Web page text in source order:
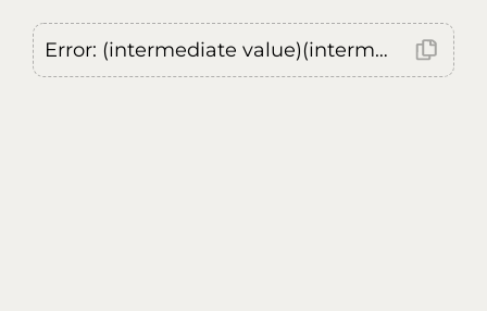
Error: (intermediate value)(intermediate value)(intermediate value).replaceAll is not a function